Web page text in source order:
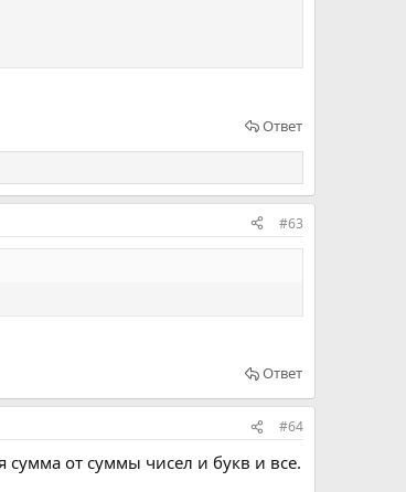
Ответ
#63
Ответ
#64
от суммы чисел и букв и все.